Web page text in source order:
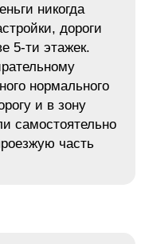
никогда
дороги
5-ти этажек.
нормального
и в зону
самостоятельно
часть